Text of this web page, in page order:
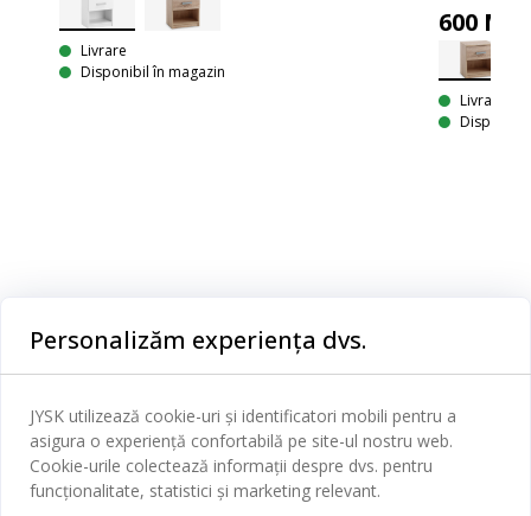
Livrare
Disponibil în magazin
600
Livrare
Disponibil
Baie
Birou
Sufragerie
Contact Relații Clienți
Magazine și program
JYSK
Personalizăm experiența dvs.
JYSK utilizează cookie-uri și identificatori mobili pentru a
asigura o experiență confortabilă pe site-ul nostru web.
Cookie-urile colectează informații despre dvs. pentru
funcționalitate, statistici și marketing relevant.